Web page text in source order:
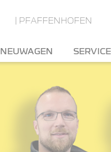
| PFAFFENHOFEN
NEUWAGEN SERVICE